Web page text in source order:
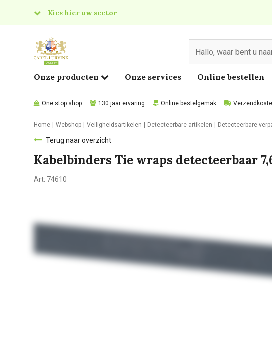
Kies hier uw sector
Food
Onze producten Onze services Online bestellen
One stop shop 130 jaar ervaring Online bestelgemak
Home Webshop Veiligheidsartikelen Detecteerbare artikelen Detecteerbare
Terug naar overzicht
Kabelbinders Tie wraps detecteerbaar
Art: 74610